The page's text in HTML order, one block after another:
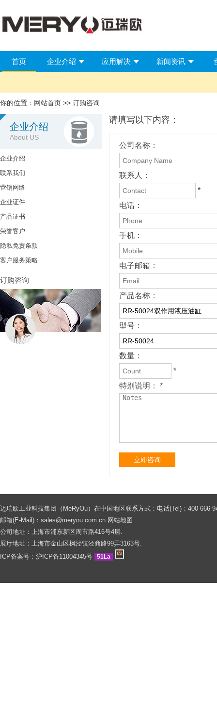
首页 企业介绍 应用解决 新闻资讯
你的位置： 网站首页 >> 订购咨询
企业介绍
About US
企业介绍
联系我们
营销网络
企业证件
产品证书
荣誉客户
隐私免责条款
客户服务策略
订购咨询
请填写以下内容：
公司名称：
联系人：
*
电话：
手机：
电子邮箱：
产品名称：
型号：
数量：
*
特别说明： *
立即咨询
迈瑞欧工业科技集团（MeRyOu）在中国地区联系方式：电话(Tel)：400-666-
邮箱(E-Mail)： sales@meryou.com.cn 网站地图
公司地址：上海市浦东新区周市路416号4层.
展厅地址：上海市金山区枫泾镇泾商路99弄3163号.
ICP备案号： 沪ICP备11004345号 51La